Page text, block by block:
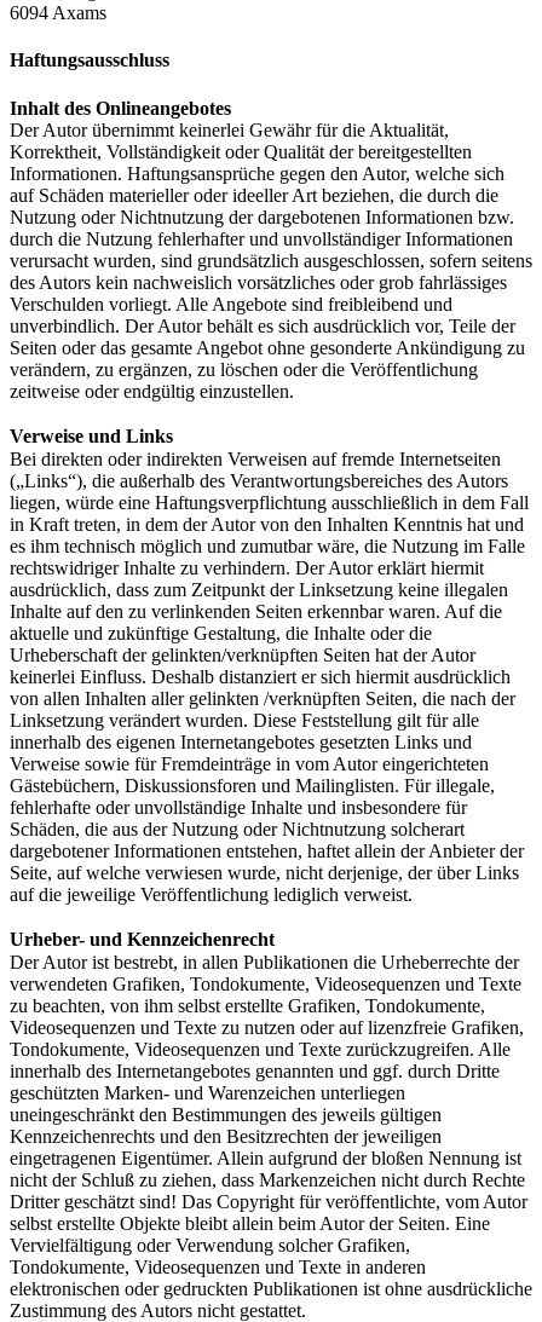
6094 Axams
Haftungsausschluss
Inhalt des Onlineangebotes
Der Autor übernimmt keinerlei Gewähr für die Aktualität,
Korrektheit, Vollständigkeit oder Qualität der bereitgestellten
Informationen. Haftungsansprüche gegen den Autor, welche sich
auf Schäden materieller oder ideeller Art beziehen, die durch die
Nutzung oder Nichtnutzung der dargebotenen Informationen bzw.
durch die Nutzung fehlerhafter und unvollständiger Informationen
verursacht wurden, sind grundsätzlich ausgeschlossen, sofern seitens
des Autors kein nachweislich vorsätzliches oder grob fahrlässiges
Verschulden vorliegt. Alle Angebote sind freibleibend und
unverbindlich. Der Autor behält es sich ausdrücklich vor, Teile der
Seiten oder das gesamte Angebot ohne gesonderte Ankündigung zu
verändern, zu ergänzen, zu löschen oder die Veröffentlichung
zeitweise oder endgültig einzustellen.
Verweise und Links
Bei direkten oder indirekten Verweisen auf fremde Internetseiten
(„Links“), die außerhalb des Verantwortungsbereiches des Autors
liegen, würde eine Haftungsverpflichtung ausschließlich in dem Fall
in Kraft treten, in dem der Autor von den Inhalten Kenntnis hat und
es ihm technisch möglich und zumutbar wäre, die Nutzung im Falle
rechtswidriger Inhalte zu verhindern. Der Autor erklärt hiermit
ausdrücklich, dass zum Zeitpunkt der Linksetzung keine illegalen
Inhalte auf den zu verlinkenden Seiten erkennbar waren. Auf die
aktuelle und zukünftige Gestaltung, die Inhalte oder die
Urheberschaft der gelinkten/verknüpften Seiten hat der Autor
keinerlei Einfluss. Deshalb distanziert er sich hiermit ausdrücklich
von allen Inhalten aller gelinkten /verknüpften Seiten, die nach der
Linksetzung verändert wurden. Diese Feststellung gilt für alle
innerhalb des eigenen Internetangebotes gesetzten Links und
Verweise sowie für Fremdeinträge in vom Autor eingerichteten
Gästebüchern, Diskussionsforen und Mailinglisten. Für illegale,
fehlerhafte oder unvollständige Inhalte und insbesondere für
Schäden, die aus der Nutzung oder Nichtnutzung solcherart
dargebotener Informationen entstehen, haftet allein der Anbieter der
Seite, auf welche verwiesen wurde, nicht derjenige, der über Links
auf die jeweilige Veröffentlichung lediglich verweist.
Urheber- und Kennzeichenrecht
Der Autor ist bestrebt, in allen Publikationen die Urheberrechte der
verwendeten Grafiken, Tondokumente, Videosequenzen und Texte
zu beachten, von ihm selbst erstellte Grafiken, Tondokumente,
Videosequenzen und Texte zu nutzen oder auf lizenzfreie Grafiken,
Tondokumente, Videosequenzen und Texte zurückzugreifen. Alle
innerhalb des Internetangebotes genannten und ggf. durch Dritte
geschützten Marken- und Warenzeichen unterliegen
uneingeschränkt den Bestimmungen des jeweils gültigen
Kennzeichenrechts und den Besitzrechten der jeweiligen
eingetragenen Eigentümer. Allein aufgrund der bloßen Nennung ist
nicht der Schluß zu ziehen, dass Markenzeichen nicht durch Rechte
Dritter geschätzt sind! Das Copyright für veröffentlichte, vom Autor
selbst erstellte Objekte bleibt allein beim Autor der Seiten. Eine
Vervielfältigung oder Verwendung solcher Grafiken,
Tondokumente, Videosequenzen und Texte in anderen
elektronischen oder gedruckten Publikationen ist ohne ausdrückliche
Zustimmung des Autors nicht gestattet.